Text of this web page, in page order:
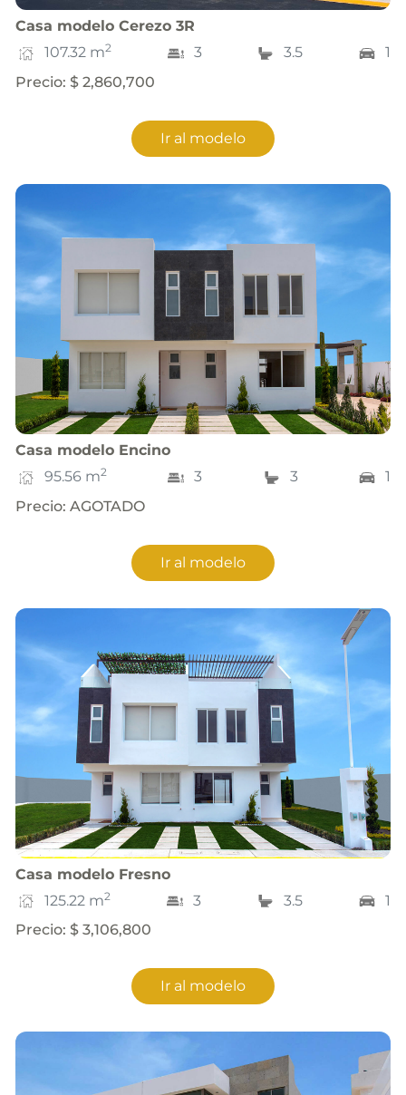
Casa modelo Cerezo 3R
107.32 m2 3 3.5
1
Precio: $ 2,860,700
Ir al modelo
Casa modelo Encino
95.56 m2 3 3
1
Precio: AGOTADO
Ir al modelo
Casa modelo Fresno
125.22 m2 3 3.5
1
Precio: $ 3,106,800
Ir al modelo